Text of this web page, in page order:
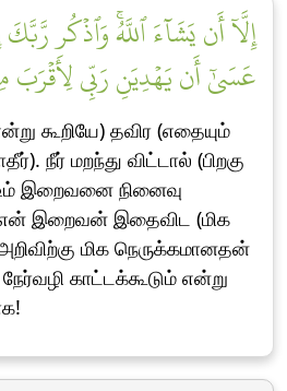
إِلَّآ أَن يَشَآءَ ٱللَّهُۚ وَٱذۡكُر
عَسَىٰٓ أَن يَهۡدِيَنِ رَبِّي لِأَقۡرَبَ
கூறியே) தவிர (எதையும்
நீர் மறந்து விட்டால் (பிறகு
இறைவனை நினைவு
என் இறைவன் இதைவிட (மிக
மிக நெருக்கமானதன்
காட்டக்கூடும் என்று